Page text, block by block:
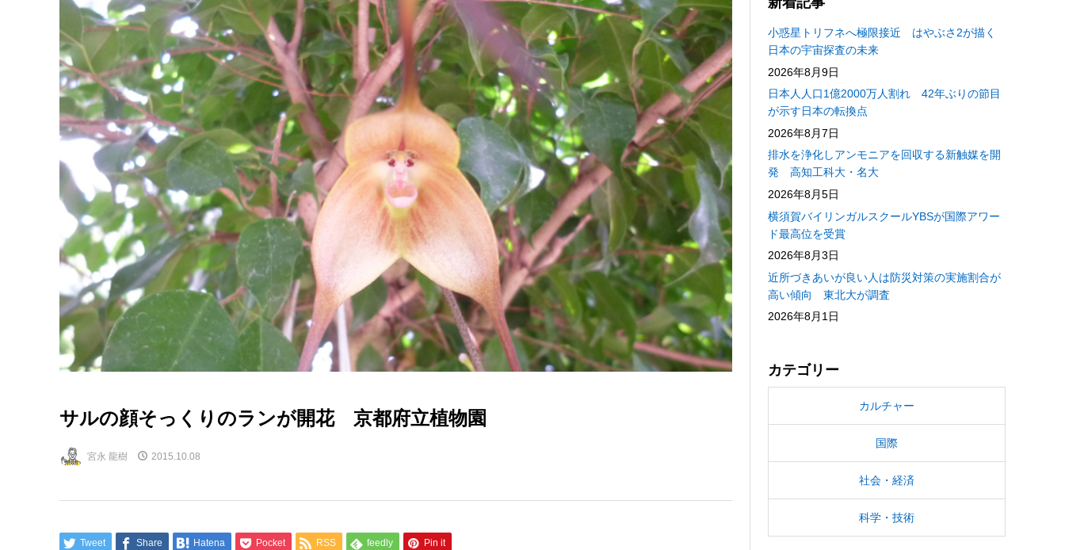
サルの顔そっくりのランが開花 京都府立植物園
宮永 龍樹 2015.10.08
Tweet Share Hatena Pocket RSS feedly Pin it
小惑星トリフネへ極限接近 はやぶさ2が描く
日本の宇宙探査の未来
2026年8月9日
日本人人口1億2000万人割れ 42年ぶりの節目
が示す日本の転換点
2026年8月7日
排水を浄化しアンモニアを回収する新触媒を開
発 高知工科大・名大
2026年8月5日
横須賀バイリンガルスクールYBSが国際アワー
ド最高位を受賞
2026年8月3日
近所づきあいが良い人は防災対策の実施割合が
高い傾向 東北大が調査
2026年8月1日
カテゴリー
カルチャー
国際
社会・経済
科学・技術